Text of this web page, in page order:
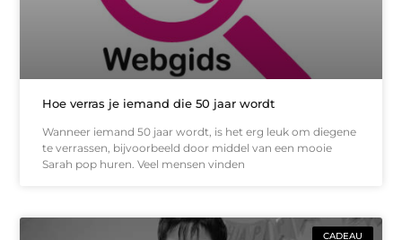
Hoe verras je iemand die 50 jaar wordt
Wanneer iemand 50 jaar wordt, is het erg leuk om diegene
te verrassen, bijvoorbeeld door middel van een mooie
Sarah pop huren. Veel mensen vinden
CADEAU